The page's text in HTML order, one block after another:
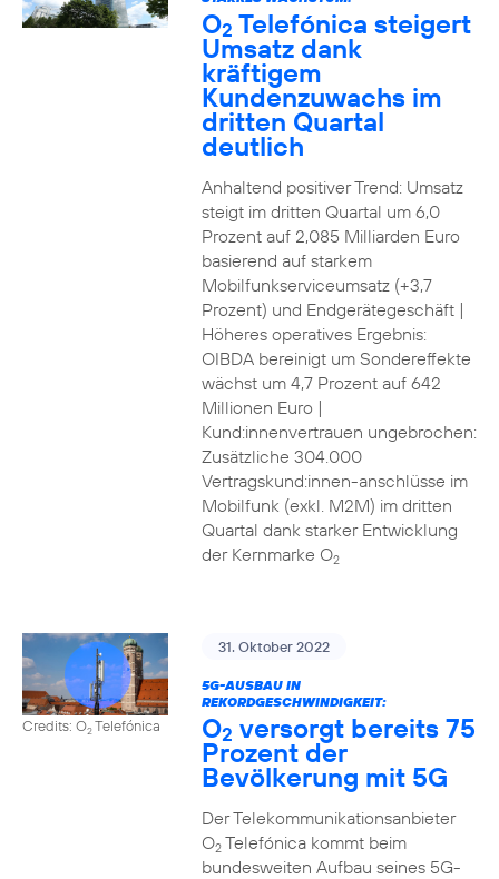
O2 Telefónica steigert
Umsatz dank
kräftigem
Kundenzuwachs im
dritten Quartal
deutlich
Anhaltend positiver Trend: Umsatz
steigt im dritten Quartal um 6,0
Prozent auf 2,085 Milliarden Euro
basierend auf starkem
Mobilfunkserviceumsatz (+3,7
Prozent) und Endgerätegeschäft |
Höheres operatives Ergebnis:
OIBDA bereinigt um Sondereffekte
wächst um 4,7 Prozent auf 642
Millionen Euro |
Kund:innenvertrauen ungebrochen:
Zusätzliche 304.000
Vertragskund:innen-anschlüsse im
Mobilfunk (exkl. M2M) im dritten
Quartal dank starker Entwicklung
der Kernmarke O2
Credits: O2Telefónica
31. Oktober 2022
5G-AUSBAU IN
REKORDGESCHWINDIGKEIT:
O2 versorgt bereits 75
Prozent der
Bevölkerung mit 5G
Der Telekommunikationsanbieter
O2Telefónica kommt beim
bundesweiten Aufbau seines 5G-